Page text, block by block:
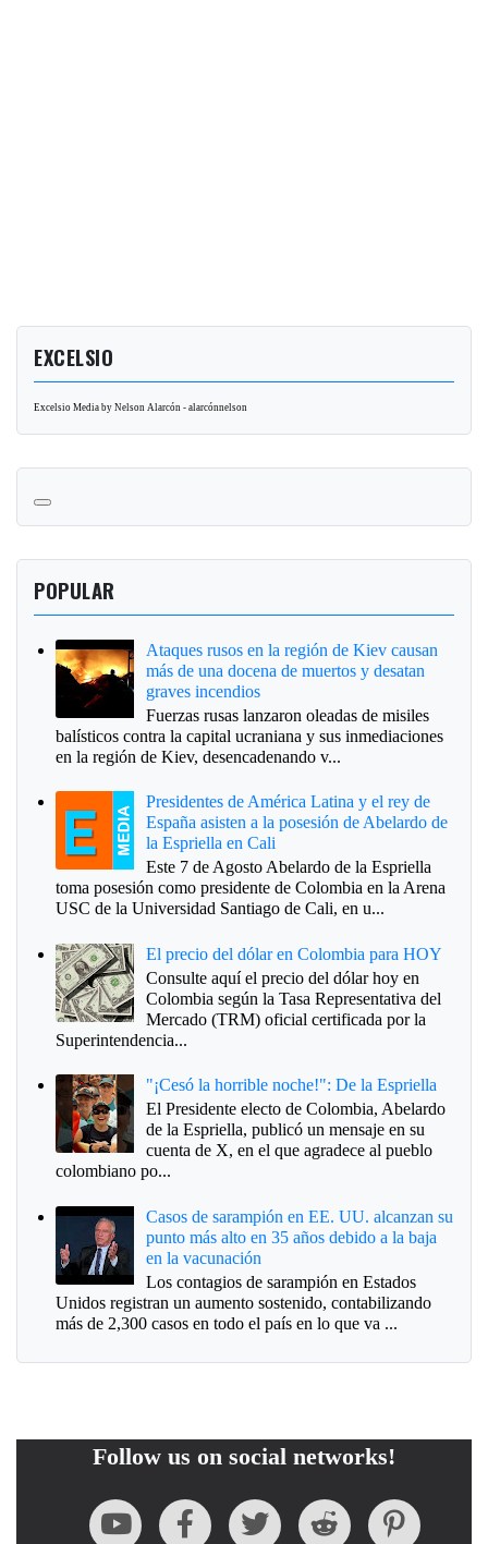
EXCELSIO
Excelsio Media by Nelson Alarcón - alarcónnelson
POPULAR
Ataques rusos en la región de Kiev causan
más de una docena de muertos y desatan
graves incendios
Fuerzas rusas lanzaron oleadas de misiles
balísticos contra la capital ucraniana y sus inmediaciones
en la región de Kiev, desencadenando v...
Presidentes de América Latina y el rey de
España asisten a la posesión de Abelardo de
la Espriella en Cali
Este 7 de Agosto Abelardo de la Espriella
toma posesión como presidente de Colombia en la Arena
USC de la Universidad Santiago de Cali, en u...
El precio del dólar en Colombia para HOY
Consulte aquí el precio del dólar hoy en
Colombia según la Tasa Representativa del
Mercado (TRM) oficial certificada por la
Superintendencia...
"¡Cesó la horrible noche!": De la Espriella
El Presidente electo de Colombia, Abelardo
de la Espriella, publicó un mensaje en su
cuenta de X, en el que agradece al pueblo
colombiano po...
Casos de sarampión en EE. UU. alcanzan su
punto más alto en 35 años debido a la baja
en la vacunación
Los contagios de sarampión en Estados
Unidos registran un aumento sostenido, contabilizando
más de 2,300 casos en todo el país en lo que va ...
Follow us on social networks!